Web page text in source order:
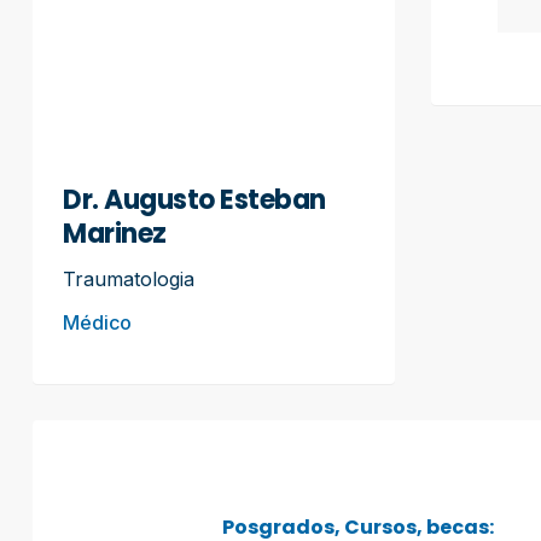
Dr. Augusto Esteban
Marinez
Traumatologia
Médico
Posgrados, Cursos, becas: